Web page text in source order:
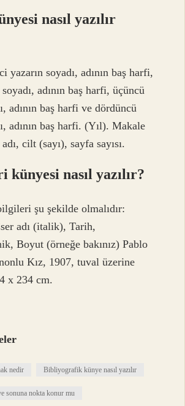
nasıl yazılır
yazarın soyadı, adının baş harfi,
adının baş harfi, üçüncü
adının baş harfi ve dördüncü
adının baş harfi. (Yıl). Makale
cilt (sayı), sayfa sayısı.
künyesi nasıl yazılır?
şu şekilde olmalıdır:
adı (italik), Tarih,
Boyut (örneğe bakınız) Pablo
Kız, 1907, tuval üzerine
x 234 cm.
nedir Bibliyografik künye nasıl yazılır
sonuna nokta konur mu